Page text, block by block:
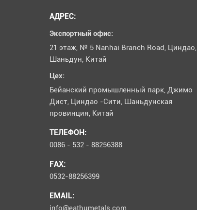
АДРЕС:
Экспортный офис:
21 этаж, № 5 Nanhai Branch Road, Циндао,
Шаньдун, Китай
Цех:
Бейанский промышленный парк, Джимо
Дист, Циндао -Сити, Шаньдунская
провинция, Китай
ТЕЛЕФОН:
0086 - 532 - 88256388
FAX:
0532-88256399
EMAIL:
info@eathumetals.com